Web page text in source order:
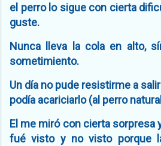
el perro lo sigue con cierta
guste.
Nunca lleva la cola en alto,
sometimiento.
Un día no pude resistirme a
podía acariciarlo (al perro
El me miró con cierta sorpresa
fué visto y no visto porque